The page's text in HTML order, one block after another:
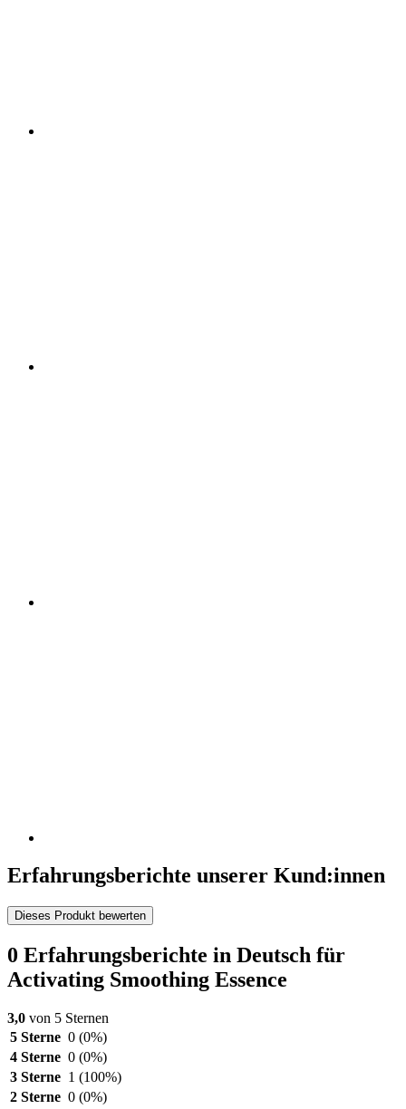
Erfahrungsberichte unserer Kund:innen
Dieses Produkt bewerten
0 Erfahrungsberichte in Deutsch für
Activating Smoothing Essence
3,0 von 5 Sternen
5 Sterne 0 (0%)
4 Sterne 0 (0%)
3 Sterne 1 (100%)
2 Sterne 0 (0%)